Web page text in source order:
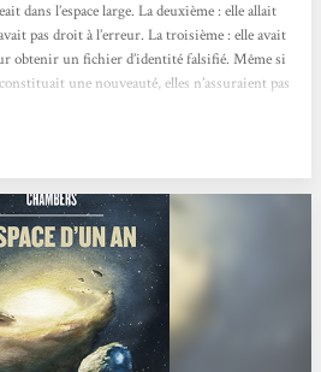
dans l’espace large. La deuxième : elle allait
pas droit à l’erreur. La troisième : elle avait
obtenir un fichier d’identité falsifié. Même si
une nouveauté, elles n’assuraient pas
Ce premier tome de la la série